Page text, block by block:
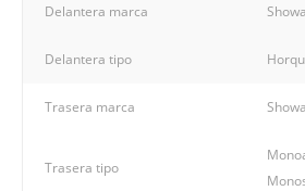
Delantera marca Showa
Delantera tipo
Trasera marca Showa
Trasera tipo